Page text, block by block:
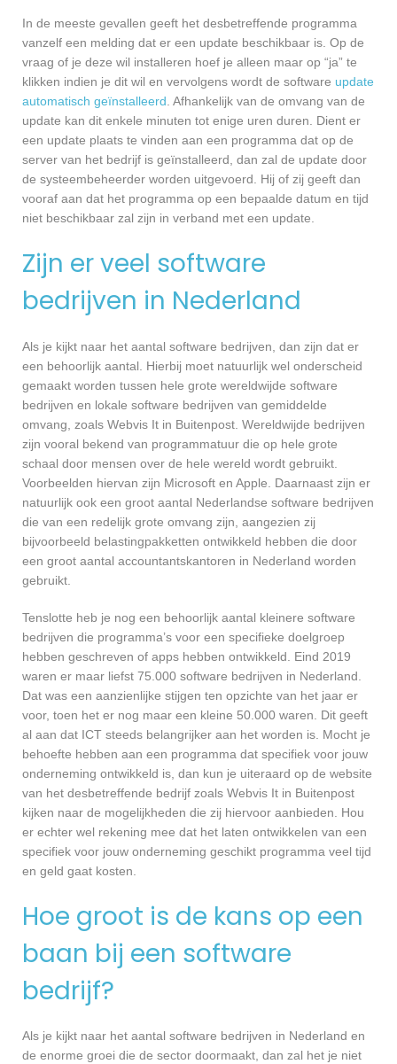
In de meeste gevallen geeft het desbetreffende programma
vanzelf een melding dat er een update beschikbaar is. Op de
vraag of je deze wil installeren hoef je alleen maar op “ja” te
klikken indien je dit wil en vervolgens wordt de software update
automatisch geïnstalleerd. Afhankelijk van de omvang van de
update kan dit enkele minuten tot enige uren duren. Dient er
een update plaats te vinden aan een programma dat op de
server van het bedrijf is geïnstalleerd, dan zal de update door
de systeembeheerder worden uitgevoerd. Hij of zij geeft dan
vooraf aan dat het programma op een bepaalde datum en tijd
niet beschikbaar zal zijn in verband met een update.
Zijn er veel software
bedrijven in Nederland
Als je kijkt naar het aantal software bedrijven, dan zijn dat er
een behoorlijk aantal. Hierbij moet natuurlijk wel onderscheid
gemaakt worden tussen hele grote wereldwijde software
bedrijven en lokale software bedrijven van gemiddelde
omvang, zoals Webvis It in Buitenpost. Wereldwijde bedrijven
zijn vooral bekend van programmatuur die op hele grote
schaal door mensen over de hele wereld wordt gebruikt.
Voorbeelden hiervan zijn Microsoft en Apple. Daarnaast zijn er
natuurlijk ook een groot aantal Nederlandse software bedrijven
die van een redelijk grote omvang zijn, aangezien zij
bijvoorbeeld belastingpakketten ontwikkeld hebben die door
een groot aantal accountantskantoren in Nederland worden
gebruikt.
Tenslotte heb je nog een behoorlijk aantal kleinere software
bedrijven die programma’s voor een specifieke doelgroep
hebben geschreven of apps hebben ontwikkeld. Eind 2019
waren er maar liefst 75.000 software bedrijven in Nederland.
Dat was een aanzienlijke stijgen ten opzichte van het jaar er
voor, toen het er nog maar een kleine 50.000 waren. Dit geeft
al aan dat ICT steeds belangrijker aan het worden is. Mocht je
behoefte hebben aan een programma dat specifiek voor jouw
onderneming ontwikkeld is, dan kun je uiteraard op de website
van het desbetreffende bedrijf zoals Webvis It in Buitenpost
kijken naar de mogelijkheden die zij hiervoor aanbieden. Hou
er echter wel rekening mee dat het laten ontwikkelen van een
specifiek voor jouw onderneming geschikt programma veel tijd
en geld gaat kosten.
Hoe groot is de kans op een
baan bij een software
bedrijf?
Als je kijkt naar het aantal software bedrijven in Nederland en
de enorme groei die de sector doormaakt, dan zal het je niet